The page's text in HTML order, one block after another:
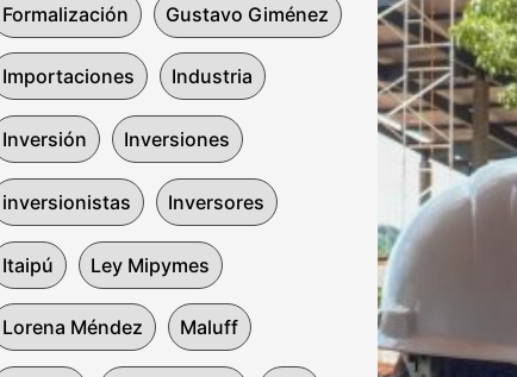
Formalización Gustavo Giménez
Importaciones Industria
Inversión Inversiones
inversionistas Inversores
Itaipú Ley Mipymes
Lorena Méndez Maluff